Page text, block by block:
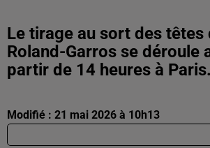
Le tirage au sort des têtes
Roland-Garros se déroule
partir de 14 heures à Paris.
Modifié : 21 mai 2026 à 10h13